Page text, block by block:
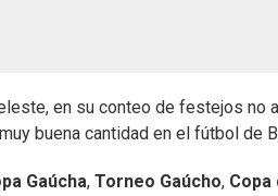
en su conteo de festejos no
buena cantidad en el fútbol de
Gaúcha, Torneo Gaúcho, Copa